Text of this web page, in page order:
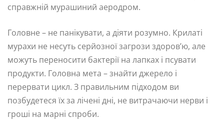
справжній мурашиний аеродром.
Головне – не панікувати, а діяти розумно. Крилаті
мурахи не несуть серйозної загрози здоров’ю, але
можуть переносити бактерії на лапках і псувати
продукти. Головна мета – знайти джерело і
перервати цикл. З правильним підходом ви
позбудетеся їх за лічені дні, не витрачаючи нерви і
гроші на марні спроби.